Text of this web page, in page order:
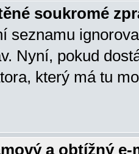
soukromé
seznamu
Nyní, pokud
který má tu
a obtížný